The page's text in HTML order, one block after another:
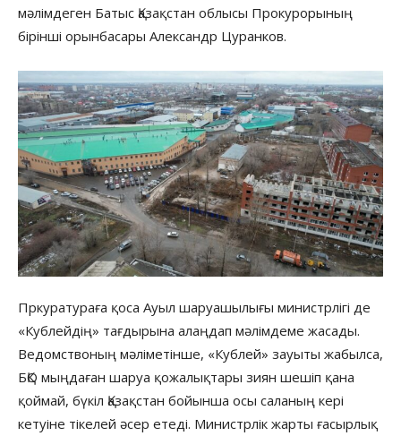
мәлімдеген Батыс Қазақстан облысы Прокурорының
бірінші орынбасары Александр Цуранков.
Пркуратураға қоса Ауыл шаруашылығы министрлігі де
«Кублейдің» тағдырына алаңдап мәлімдеме жасады.
Ведомствоның мәліметінше, «Кублей» зауыты жабылса,
БҚО мыңдаған шаруа қожалықтары зиян шешіп қана
қоймай, бүкіл Қазақстан бойынша осы саланың кері
кетуіне тікелей әсер етеді. Министрлік жарты ғасырлық